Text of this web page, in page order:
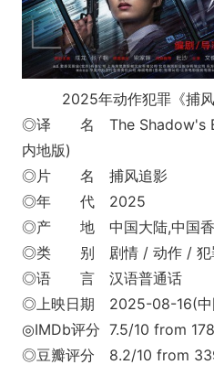
2025年动作犯罪《捕风
◎译 名 The Shadow's
内地版)
◎片 名 捕风追影
◎年 代 2025
◎产 地 中国大陆,中国香
◎类 别 剧情 / 动作 / 犯
◎语 言 汉语普通话
◎上映日期 2025-08-16(中
◎IMDb评分 7.5/10 from
◎豆瓣评分 8.2/10 from